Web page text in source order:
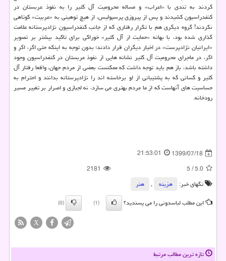
کردند به تندی با «اعراب» و مساله محرومیت آل کثیر را به نفوذ عربستان در
کنفدراسیون کشیدند و پس از پیروزی پرسپولیس، از هیچ توهینی به «عربیت» کوتاهی
نکردند! گروه دیگری هم با تکرار رفتاری که از جانب کنفدراسیون نژادپرستانه علامت
گذاری شده بود، با بهانه «حمایت از آل کثیر» خوراکی برای تاکید بیشتر بر تصویر
«ایرانیان نژادپرست» در اخیار دیگران قرار دادند؛ بدون توجه به اینکه حتی اگر، اگر و
اگر، در ماجرای محرومیت آل کثیر نشانه هایی از نفوذ عربستان در کنفدراسیون وجود
داشته باشد، باز هم باید توجه داشت که ممکنست بعضی از مردم جهان، واقعا رفتار آل
کثیر و کسانی که به پشتیبانی از او برخاسته اند را نژادپرستانه بدانند و احترام به
حساسیت های آنهاست که از ما مردم بهتری می سازد، نه لجبازی و اصرار بر تغییر مسیر
رودخانه.
1399/07/18
21:53:01
5.0
/
5
2181
تگهای خبر:
هزینه ,
هنر
این مطلب لباسدونی را می پسندید؟
(1)
(0)
X
تازه ترین مطالب مرتبط